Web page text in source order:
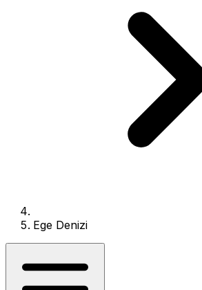
Ege Denizi